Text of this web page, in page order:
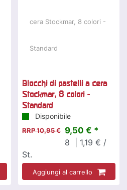
Blocchi di pastelli a cera
Stockmar, 8 colori -
Standard
Disponibile
RRP 10,95 € 9,50 € *
8
| 1,19 € /
St.
Aggiungi al carrello